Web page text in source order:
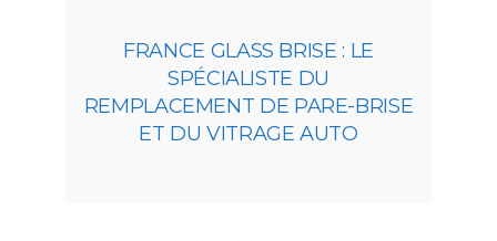
FRANCE GLASS BRISE : LE
SPÉCIALISTE DU
REMPLACEMENT DE PARE-BRISE
ET DU VITRAGE AUTO